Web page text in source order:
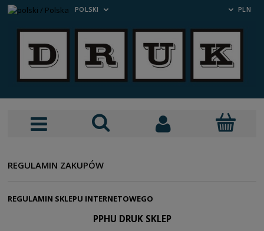
POLSKI PLN
REGULAMIN ZAKUPÓW
REGULAMIN SKLEPU INTERNETOWEGO
PPHU DRUK SKLEP